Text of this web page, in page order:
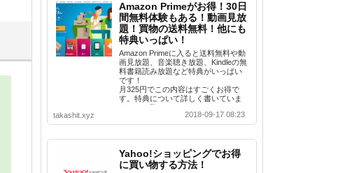
Amazon Primeがお得！30日
間無料体験もある！動画見放
題！買物の送料無料！他にも
特典いっぱい！
Amazon Primeに入ると送料無料や動
画見放題、音楽聴き放題、Kindleの無
料書籍読み放題など特典がいっぱい
です！
月325円でこの内容はすごくお得で
す。特典について詳しく書いていま
takashit.xyz
2018-09-17 08:23
Yahoo!ショッピングでお得
に買い物する方法！